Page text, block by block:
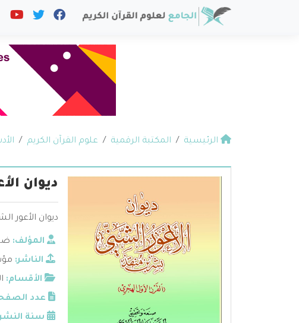
الرئيسية المكتبة الرقمية علوم القرآن الكريم
ديوان
ديوان الأعور
المؤلف:
الناشر:
الأقسام:
عدد
سنة